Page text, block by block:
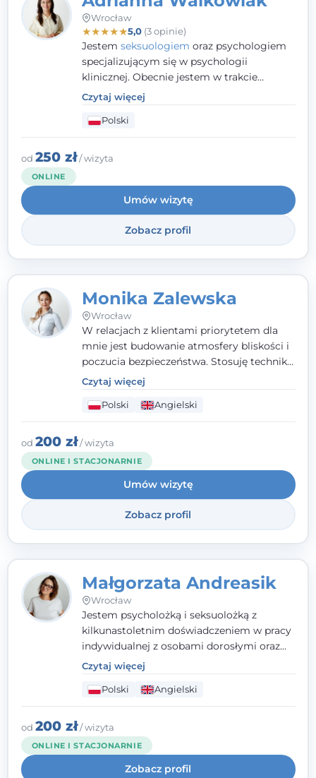
Wrocław
★★★★★5,0(3 opinie)
Jestem seksuologiem oraz psychologiem
specjalizującym się w psychologii
klinicznej. Obecnie jestem w trakcie
szkolenia na psychoterapeutę
systemowego. Posiadam status członka
nadzwyczajnego Wielkopolskiego
TowarzystwaTerapii Systemowejoraz
należę do Polskiego Towarzystwa
pierwszym miejscu stawiam budowanie
atmosfery bezpieczeństwa i zrozumienia w
relacjach z Klientami. Istotna dla nie jest
również koncentracja na dostępnych
zasobach.
Czytaj więcej
Polski
od 250 zł/ wizyta
ONLINE
Umów wizytę
Zobacz profil
Monika Zalewska
Wrocław
W relacjach z klientami priorytetem dla
mnie jest budowanie atmosfery bliskości i
poczucia bezpieczeństwa. Stosuję techniki
poznawczo-behawioralne oraz metody,
które koncentrują się na rozwiązaniach
(TSR). Te polegają na osiąganiu
zamierzonych celów (doprowadzeniu do
rozwiązania trudnych sytuacji) poprzez
identyfikowanie i wzmacnianie zasobów
oraz mocnych stron klienta. W swojej
pracy korzystam także z metod dialogu
motywacyjnego i treningu uważności.
Czytaj więcej
Polski Angielski
od 200 zł/ wizyta
ONLINE I STACJONARNIE
Umów wizytę
Zobacz profil
Małgorzata Andreasik
Wrocław
Jestem psycholożką i seksuolożką z
kilkunastoletnim doświadczeniem w pracy
indywidualnej z osobami dorosłymi oraz
parami. Specjalizuję się w obszarze zdrowia
seksualnego, żałoby, kryzysów życiowych i
wypalenia zawodowego. Pracuję w języku
polskim i angielskim, w podejściu
humanistycznym, opartym na
partnerstwie i podmiotowości klienta.
Czytaj więcej
Polski Angielski
od 200 zł/ wizyta
ONLINE I STACJONARNIE
Zobacz profil